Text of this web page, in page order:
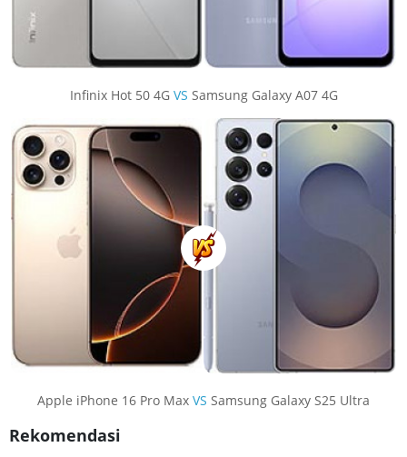
Infinix Hot 50 4G VS Samsung Galaxy A07 4G
Apple iPhone 16 Pro Max VS Samsung Galaxy S25 Ultra
Rekomendasi